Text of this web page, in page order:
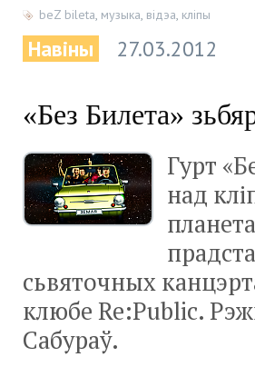
beZ bileta, музыка, відэа, кліпы
Навіны 27.03.2012
«Без Билета»
Гурт
над
сьвяточных
клюбе Re:Public.
Сабураў.